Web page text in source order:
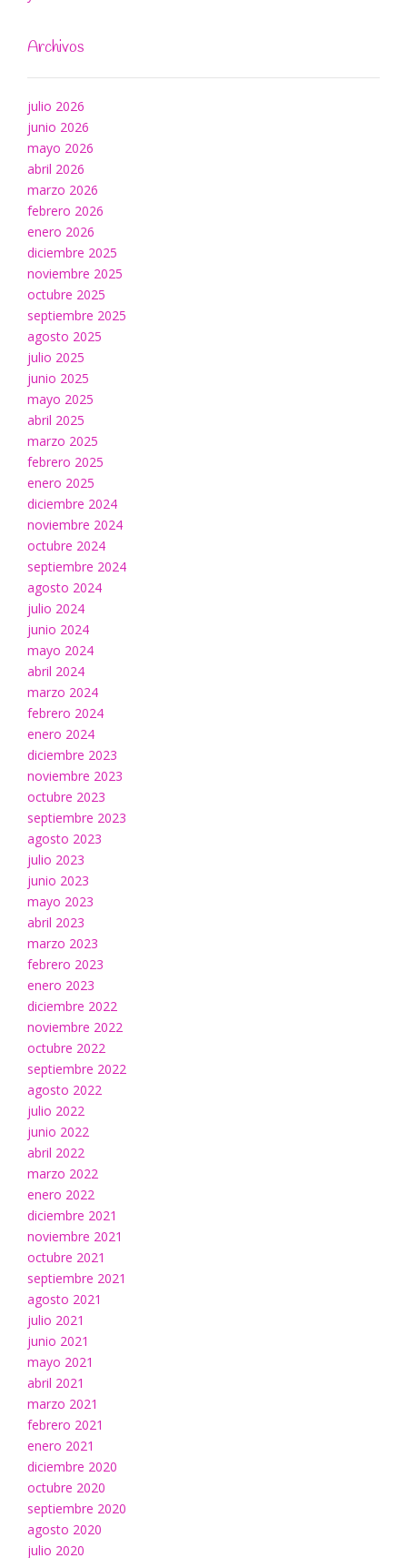
Archivos
julio 2026
junio 2026
mayo 2026
abril 2026
marzo 2026
febrero 2026
enero 2026
diciembre 2025
noviembre 2025
octubre 2025
septiembre 2025
agosto 2025
julio 2025
junio 2025
mayo 2025
abril 2025
marzo 2025
febrero 2025
enero 2025
diciembre 2024
noviembre 2024
octubre 2024
septiembre 2024
agosto 2024
julio 2024
junio 2024
mayo 2024
abril 2024
marzo 2024
febrero 2024
enero 2024
diciembre 2023
noviembre 2023
octubre 2023
septiembre 2023
agosto 2023
julio 2023
junio 2023
mayo 2023
abril 2023
marzo 2023
febrero 2023
enero 2023
diciembre 2022
noviembre 2022
octubre 2022
septiembre 2022
agosto 2022
julio 2022
junio 2022
abril 2022
marzo 2022
enero 2022
diciembre 2021
noviembre 2021
octubre 2021
septiembre 2021
agosto 2021
julio 2021
junio 2021
mayo 2021
abril 2021
marzo 2021
febrero 2021
enero 2021
diciembre 2020
octubre 2020
septiembre 2020
agosto 2020
julio 2020